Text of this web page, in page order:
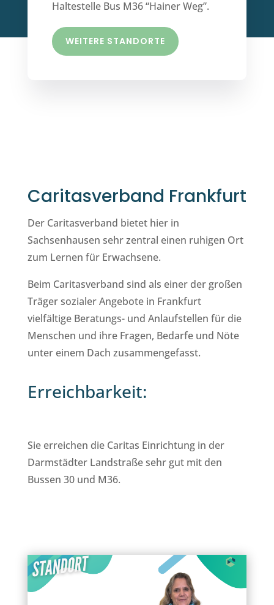
Haltestelle Bus M36 “Hainer Weg”.
WEITERE STANDORTE
Caritasverband Frankfurt
Der Caritasverband bietet hier in
Sachsenhausen sehr zentral einen ruhigen Ort
zum Lernen für Erwachsene.
Beim Caritasverband sind als einer der großen
Träger sozialer Angebote in Frankfurt
vielfältige Beratungs- und Anlaufstellen für die
Menschen und ihre Fragen, Bedarfe und Nöte
unter einem Dach zusammengefasst.
Erreichbarkeit:
Sie erreichen die Caritas Einrichtung in der
Darmstädter Landstraße sehr gut mit den
Bussen 30 und M36.